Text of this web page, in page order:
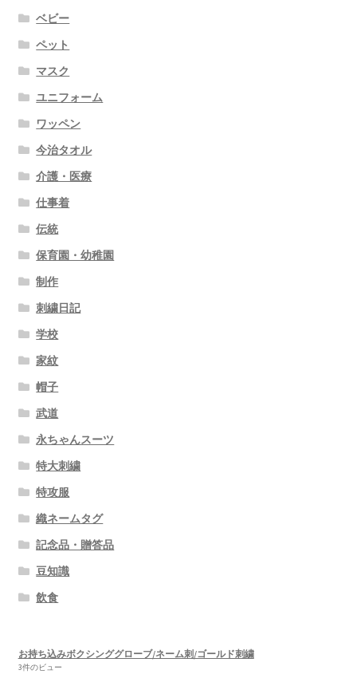
ベビー
ペット
マスク
ユニフォーム
ワッペン
今治タオル
介護・医療
仕事着
伝統
保育園・幼稚園
制作
刺繍日記
学校
家紋
帽子
武道
永ちゃんスーツ
特大刺繍
特攻服
織ネームタグ
記念品・贈答品
豆知識
飲食
お持ち込みボクシンググローブ/ネーム刺/ゴールド刺繍
3件のビュー